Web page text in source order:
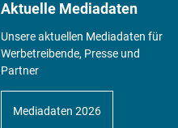
Aktuelle Mediadaten
Unsere aktuellen Mediadaten für
Werbetreibende, Presse und
Partner
Mediadaten 2026